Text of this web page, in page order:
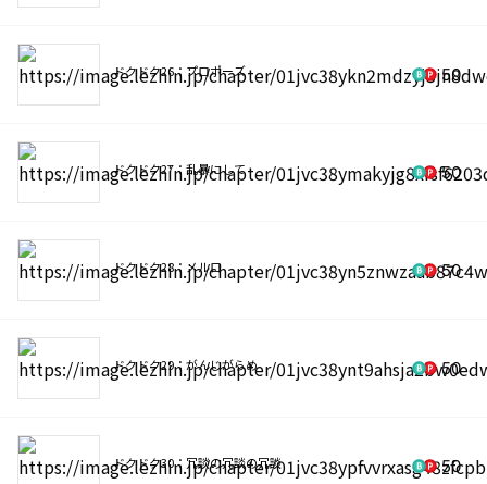
ドクドク26：プロポーズ 50
ドクドク27：乱暴にして 50
ドクドク28：メルロ 50
ドクドク29：がんじがらめ 50
ドクドク30：冗談の冗談の冗談 50